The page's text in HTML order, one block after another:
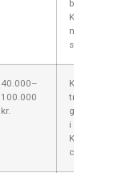
Kræver
netværk/
strøm til
40.000–
100.000
kr.
Kabler i
gøre
i ældre
centrum.